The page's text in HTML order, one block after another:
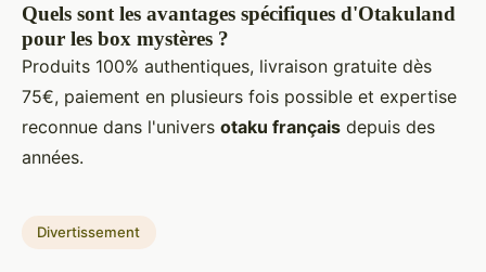
Quels sont les avantages spécifiques d'Otakuland
pour les box mystères ?
Produits 100% authentiques, livraison gratuite dès
75€, paiement en plusieurs fois possible et expertise
reconnue dans l'univers otaku français depuis des
années.
Divertissement